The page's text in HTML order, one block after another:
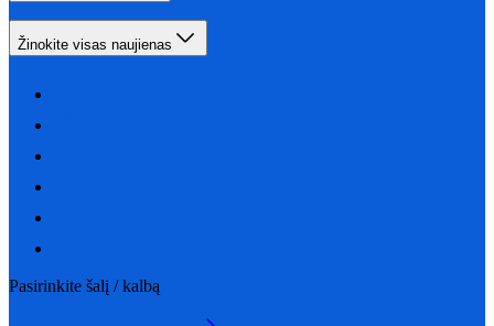
Žinokite visas naujienas
Pasirinkite šalį / kalbą